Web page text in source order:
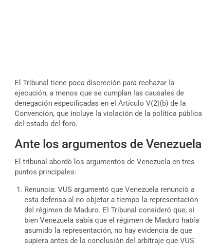
El Tribunal tiene poca discreción para rechazar la
ejecución, a menos que se cumplan las causales de
denegación especificadas en el Artículo V(2)(b) de la
Convención, que incluye la violación de la política pública
del estado del foro.
Ante los argumentos de Venezuela
El tribunal abordó los argumentos de Venezuela en tres
puntos principales:
Renuncia: VUS argumentó que Venezuela renunció a
esta defensa al no objetar a tiempo la representación
del régimen de Maduro. El Tribunal consideró que, si
bien Venezuela sabía que el régimen de Maduro había
asumido la representación, no hay evidencia de que
supiera antes de la conclusión del arbitraje que VUS